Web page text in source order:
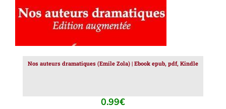
Nos auteurs dramatiques (Emile Zola) | Ebook epub, pdf, Kindle
0.99€